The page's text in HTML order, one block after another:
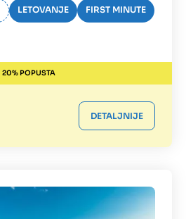
LETOVANJE FIRST MINUTE
20% POPUSTA
DETALJNIJE